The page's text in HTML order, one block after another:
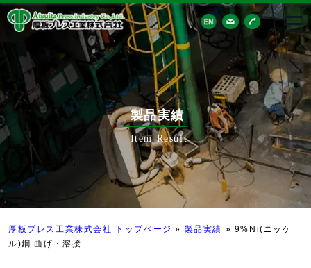
製品実績
Item Result
厚板プレス工業株式会社 トップページ » 製品実績 » 9%Ni(ニッケ
ル)鋼 曲げ・溶接